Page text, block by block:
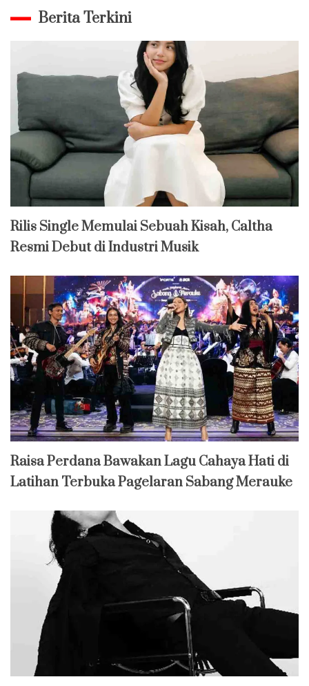
Berita Terkini
Rilis Single Memulai Sebuah Kisah, Caltha
Resmi Debut di Industri Musik
Raisa Perdana Bawakan Lagu Cahaya Hati di
Latihan Terbuka Pagelaran Sabang Merauke